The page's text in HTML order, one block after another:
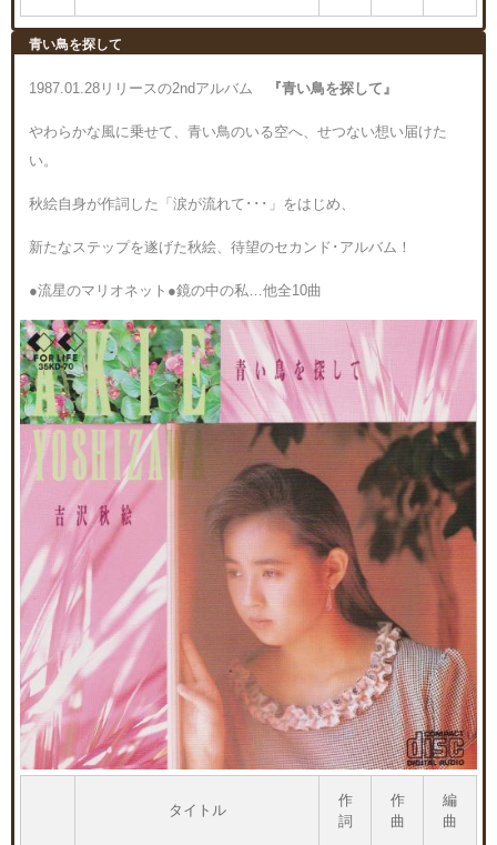
青い鳥を探して
1987.01.28リリースの2ndアルバム 『青い鳥を探して』
やわらかな風に乗せて、青い鳥のいる空へ、せつない想い届けた
い。
秋絵自身が作詞した「涙が流れて･･･」をはじめ、
新たなステップを遂げた秋絵、待望のセカンド･アルバム！
●流星のマリオネット●鏡の中の私…他全10曲
タイトル
作
詞
作
曲
編
曲